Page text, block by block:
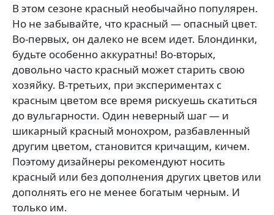
В этом сезоне красный необычайно популярен.
Но не забывайте, что красный — опасный цвет.
Во-первых, он далеко не всем идет. Блондинки,
будьте особенно аккуратны! Во-вторых,
довольно часто красный может старить свою
хозяйку. В-третьих, при экспериментах с
красным цветом все время рискуешь скатиться
до вульгарности. Один неверный шаг — и
шикарный красный монохром, разбавленный
другим цветом, становится кричащим, кичем.
Поэтому дизайнеры рекомендуют носить
красный или без дополнения других цветов или
дополнять его не менее богатым черным. И
только им.